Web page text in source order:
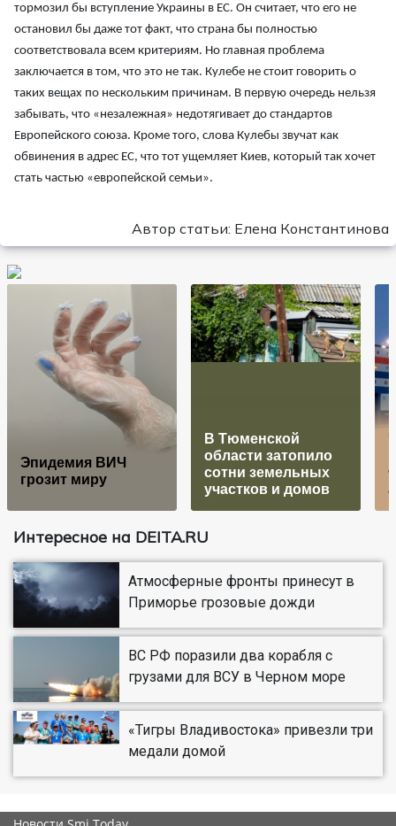
тормозил бы вступление Украины в ЕС. Он считает, что его не
остановил бы даже тот факт, что страна бы полностью
соответствовала всем критериям. Но главная проблема
заключается в том, что это не так. Кулебе не стоит говорить о
таких вещах по нескольким причинам. В первую очередь нельзя
забывать, что «незалежная» недотягивает до стандартов
Европейского союза. Кроме того, слова Кулебы звучат как
обвинения в адрес ЕС, что тот ущемляет Киев, который так хочет
стать частью «европейской семьи».
Автор статьи: Елена Константинова
Эпидемия ВИЧ
грозит миру
В Тюменской
области затопило
сотни земельных
участков и домов
Интересное на DEITA.RU
Атмосферные фронты принесут в
Приморье грозовые дожди
ВС РФ поразили два корабля с
грузами для ВСУ в Черном море
«Тигры Владивостока» привезли три
медали домой